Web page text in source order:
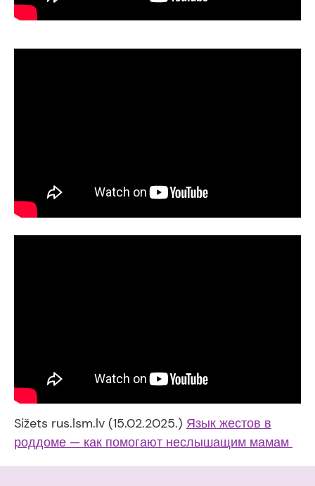
Sižets rus.lsm.lv (15.02.2025.) Язык жестов в
роддоме — как помогают неслышащим мамам